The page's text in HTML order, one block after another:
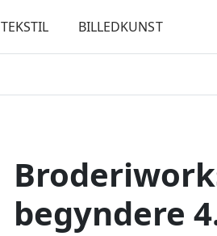
TEKSTIL BILLEDKUNST
begyndere